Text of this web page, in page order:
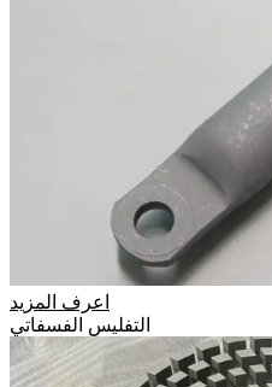
اعرف المزيد
التفليس الفسفاتي